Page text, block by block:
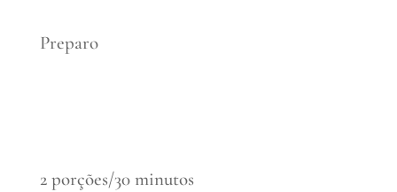
Preparo
2 porções/30 minutos